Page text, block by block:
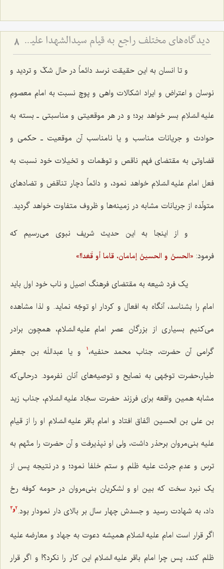
دیدگاه‌های مختلف راجع به قیام سیدالشهدا علیه السلام - بررسی اجمالی هدف قیام امام حسین علیه‌السلام 8
و تا انسان به این حقیقت نرسد دائماً در حال شکّ و تردید و
نوسان و اعتراض و ایراد اشکالات واهی و پوچ نسبت به امام معصوم
علیه السّلام بسر خواهد برد؛ و در هر موقعیتی و مناسبتی ـ بسته به
حوادث و جریانات مناسب و یا نامناسب آن موقعیت ـ حکمی و
قضاوتی به مقتضای فهم ناقص و توهّمات و تخیلات خود نسبت به
فعل امام علیه السّلام خواهد نمود، و دائماً دچار تناقض و تضادهای
متولّده از جریانات مشابه در زمینه‌ها و ظروف متفاوت خواهد گردید.
و از اینجا به این حدیث شریف نبوی می‌رسیم که
فرمود: «الحسنُ و الحسینُ إمامان، قاما أو قَعَدا!»
یک فرد شیعه به مقتضای فرهنگ اصیل و ناب خود اول باید
امام را بشناسد، آنگاه به افعال و کردار او توجّه نماید. و لذا مشاهده
می‌کنیم بسیاری از بزرگان عصرِ امام علیه السّلام، همچون برادر
گرامی آن حضرت، جناب محمد حنفیه، 1
و یا عبداللَه بن جعفر
طیار،حضرت توجّهی به نصایح و توصیه‌های آنان نفرمود. درحالی‌که
مشابه همین واقعه برای فرزند حضرت سجّاد علیه السّلام، جناب زید
بن علی بن الحسین اتّفاق افتاد و امام باقر علیه السّلام او را از قیام
علیه بنی‌مروان برحذر داشت، ولی او نپذیرفت و آن حضرت را متّهم به
ترس و عدم جرئت علیه ظلم و ستم خلفا نمود؛ و در نتیجه پس از
یک نبرد سخت که بین او و لشکریان بنی‌مروان در حومه کوفه رخ
داد، به شهادت رسید و جسدش چهار سال بر بالای دار نمودار بود.2و3
اگر قرار است امام علیه السّلام همیشه دعوت به جهاد و معارضه علیه
ظلم کند، پس چرا امام باقر علیه السّلام این کار را نکرد؟! و اگر قرار